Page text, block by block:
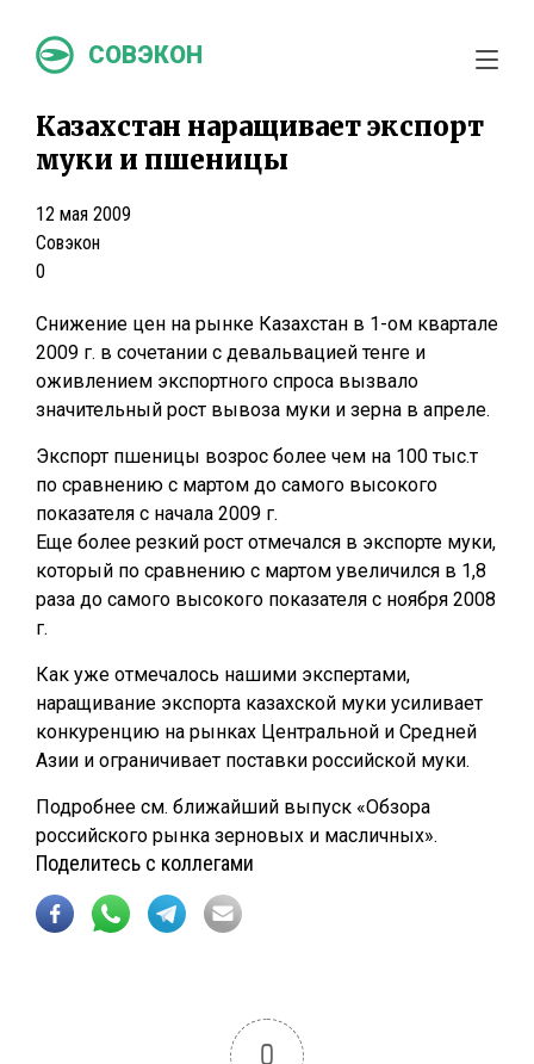
СОВЭКОН
Казахстан наращивает экспорт
муки и пшеницы
12 мая 2009
Совэкон
0
Снижение цен на рынке Казахстан в 1-ом квартале
2009 г. в сочетании с девальвацией тенге и
оживлением экспортного спроса вызвало
значительный рост вывоза муки и зерна в апреле.
Экспорт пшеницы возрос более чем на 100 тыс.т
по сравнению с мартом до самого высокого
показателя с начала 2009 г.
Еще более резкий рост отмечался в экспорте муки,
который по сравнению с мартом увеличился в 1,8
раза до самого высокого показателя с ноября 2008
г.
Как уже отмечалось нашими экспертами,
наращивание экспорта казахской муки усиливает
конкуренцию на рынках Центральной и Средней
Азии и ограничивает поставки российской муки.
Подробнее см. ближайший выпуск «Обзора
российского рынка зерновых и масличных».
Поделитесь с коллегами
0